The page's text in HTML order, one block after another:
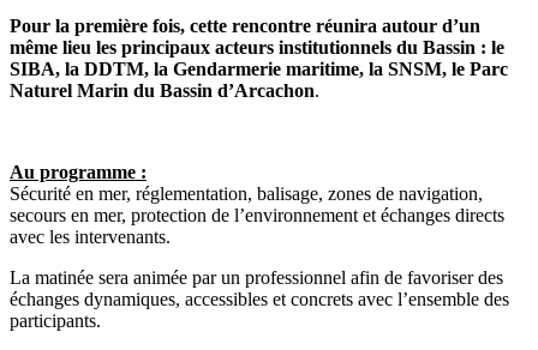
Pour la première fois, cette rencontre réunira autour d’un
même lieu les principaux acteurs institutionnels du Bassin : le
SIBA, la DDTM, la Gendarmerie maritime, la SNSM, le Parc
Naturel Marin du Bassin d’Arcachon.
Au programme :
Sécurité en mer, réglementation, balisage, zones de navigation,
secours en mer, protection de l’environnement et échanges directs
avec les intervenants.
La matinée sera animée par un professionnel afin de favoriser des
échanges dynamiques, accessibles et concrets avec l’ensemble des
participants.